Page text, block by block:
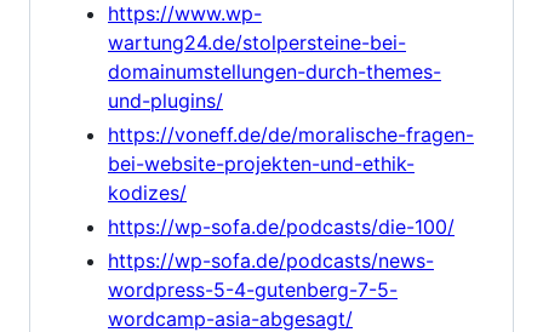
https://www.wp-
wartung24.de/stolpersteine-bei-
domainumstellungen-durch-themes-
und-plugins/
https://voneff.de/de/moralische-fragen-
bei-website-projekten-und-ethik-
kodizes/
https://wp-sofa.de/podcasts/die-100/
https://wp-sofa.de/podcasts/news-
wordpress-5-4-gutenberg-7-5-
wordcamp-asia-abgesagt/